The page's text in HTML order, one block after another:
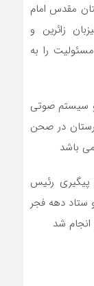
مقدس امام
زائرین و
را به
سیستم صوتی
در صحن
باشد
پیگیری رئیس
ستاد دهه فجر
شد